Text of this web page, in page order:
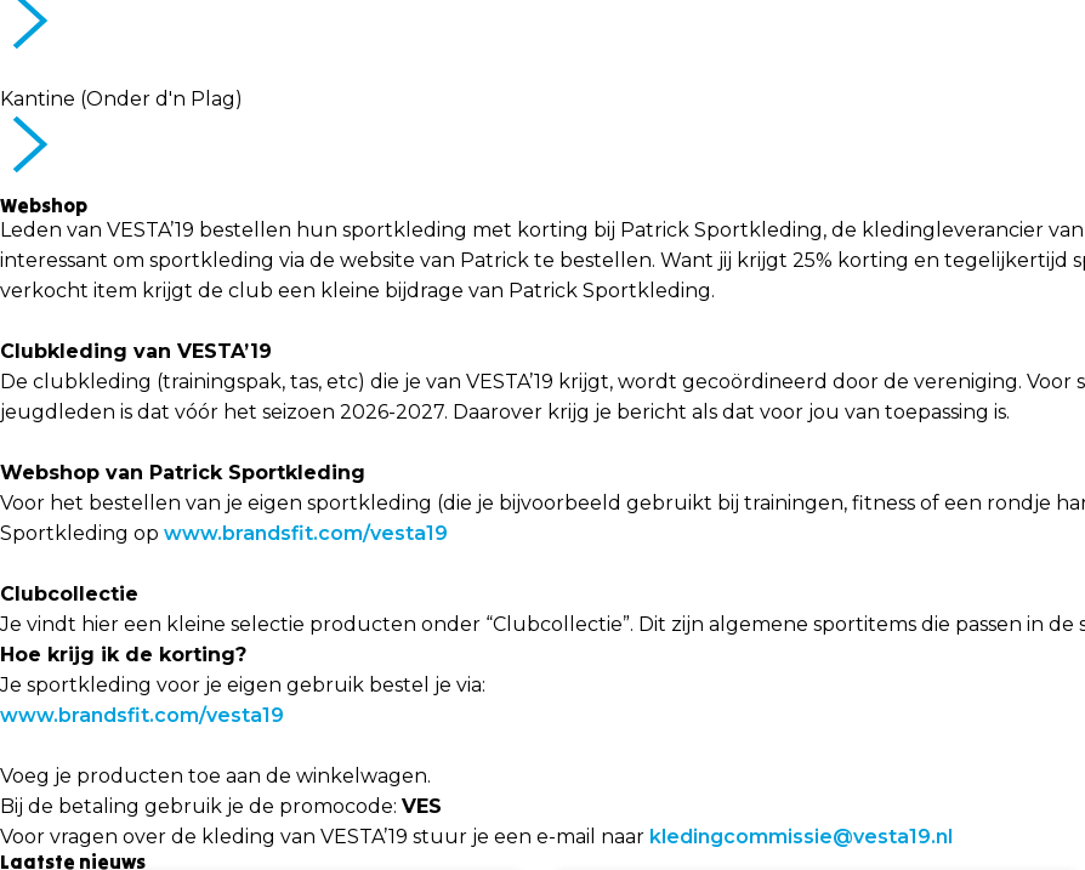
Kantine (Onder d'n Plag)
Webshop
Leden van VESTA’19 bestellen hun sportkleding met korting bij Patrick Sportkleding, de kledingleverancier
interessant om sportkleding via de website van Patrick te bestellen. Want jij krijgt 25% korting en tegelijkertijd
verkocht item krijgt de club een kleine bijdrage van Patrick Sportkleding.
Clubkleding van VESTA’19
De clubkleding (trainingspak, tas, etc) die je van VESTA’19 krijgt, wordt gecoördineerd door de vereniging. Voor
jeugdleden is dat vóór het seizoen 2026-2027. Daarover krijg je bericht als dat voor jou van toepassing is.
Webshop van Patrick Sportkleding
Voor het bestellen van je eigen sportkleding (die je bijvoorbeeld gebruikt bij trainingen, fitness of een rondje
Sportkleding op www.brandsfit.com/vesta19
Clubcollectie
Je vindt hier een kleine selectie producten onder “Clubcollectie”. Dit zijn algemene sportitems die passen in de
Hoe krijg ik de korting?
Je sportkleding voor je eigen gebruik bestel je via:
www.brandsfit.com/vesta19
Voeg je producten toe aan de winkelwagen.
Bij de betaling gebruik je de promocode: VES
Voor vragen over de kleding van VESTA’19 stuur je een e-mail naar kledingcommissie@vesta19.nl
Laatste nieuws